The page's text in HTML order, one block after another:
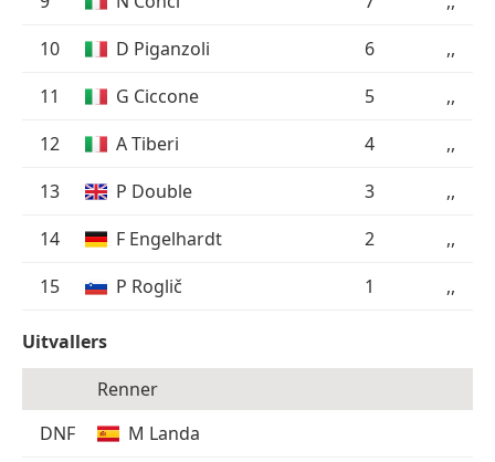
10
D Piganzoli 6
,,
11
G Ciccone 5
,,
12
A Tiberi 4
,,
13
P Double 3
,,
14
F Engelhardt 2
,,
15
P Roglič 1 ,,
Uitvallers
Renner
DNF
M Landa